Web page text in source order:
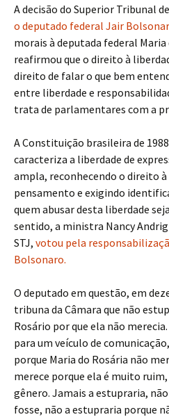
A decisão do Superior Tribunal
o deputado federal Jair
morais à deputada federal Maria
reafirmou que o direito à
direito de falar o que bem
entre liberdade e
trata de parlamentares com a
A Constituição brasileira de
caracteriza a liberdade de
ampla, reconhecendo o direito
pensamento e exigindo
quem abusar desta liberdade
sentido, a ministra Nancy
STJ, votou pela
Bolsonaro.
O deputado em questão, em
tribuna da Câmara que não
Rosário por que ela não
para um veículo de
porque Maria do Rosária não
merece porque ela é muito
gênero. Jamais a estupraria,
fosse, não a estupraria porque